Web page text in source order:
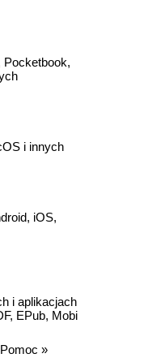
Pocketbook,
i innych
iOS,
i aplikacjach
EPub, Mobi
Pomoc »